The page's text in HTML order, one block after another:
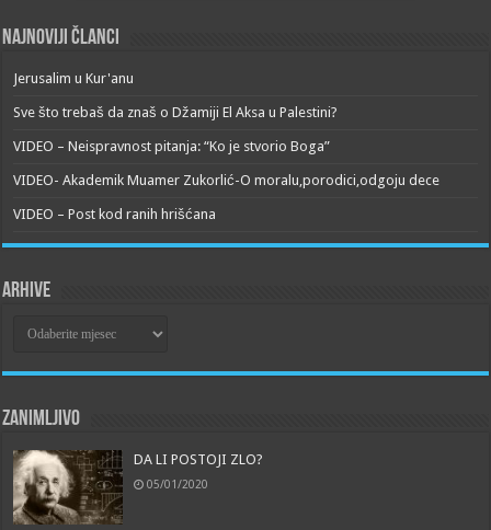
Najnoviji članci
Jerusalim u Kur'anu
Sve što trebaš da znaš o Džamiji El Aksa u Palestini?
VIDEO – Neispravnost pitanja: “Ko je stvorio Boga”
VIDEO- Akademik Muamer Zukorlić-O moralu,porodici,odgoju dece
VIDEO – Post kod ranih hrišćana
Arhive
Zanimljivo
DA LI POSTOJI ZLO?
05/01/2020